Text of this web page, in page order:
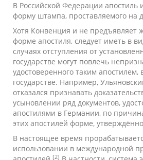
В Российской Федерации апостиль
форму штампа, проставляемого на
Хотя Конвенция и не предъявляет
форме апостиля, следует иметь в
случаях отступления от
государстве могут повлечь
удостоверенного таким апостилем,
государстве. Например,
отказался признавать
усыновлении ряд документов,
апостилями в Германии, по
этих апостилей форме,
В настоящее время
использовании в международной
[2]